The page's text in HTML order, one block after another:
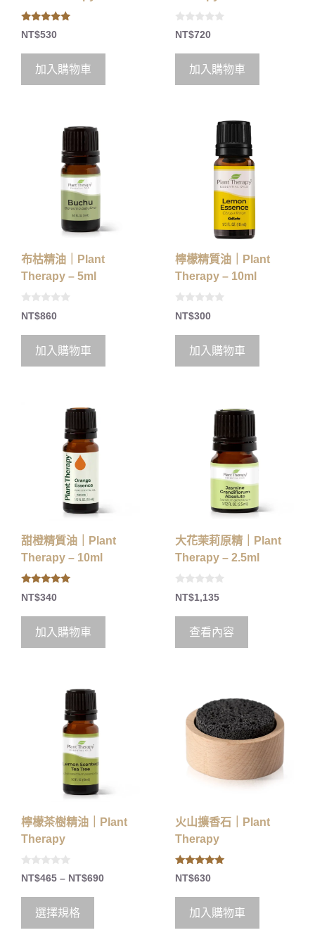
5.00
out of 5
NT$530
加入購物車
0
o
5
NT$720
加入購物車
布枯精油｜Plant
Therapy – 5ml
0
o
5
NT$860
加入購物車
檸檬精質油｜Plant
Therapy – 10ml
0
o
5
NT$300
加入購物車
甜橙精質油｜Plant
Therapy – 10ml
5.00
out of 5
NT$340
加入購物車
大花茉莉原精｜Plant
Therapy – 2.5ml
0
o
t
5
NT$1,135
查看內容
檸檬茶樹精油｜Plant
Therapy
0
o
5
NT$465 – NT$690
選擇規格
火山擴香石｜Plant
Therapy
5.00
out of 5
NT$630
加入購物車